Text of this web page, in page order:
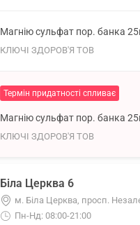
Магнію сульфат пор. банка
КЛЮЧІ ЗДОРОВ'Я ТОВ
Термін придатності спливає
Магнію сульфат пор. банка
КЛЮЧІ ЗДОРОВ'Я ТОВ
Біла Церква 6
м. Біла Церква, просп.
Пн-Нд: 08:00-21:00